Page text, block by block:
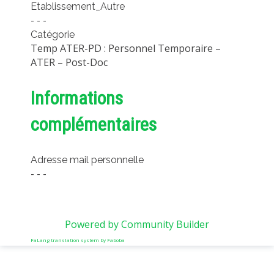
Etablissement_Autre
- - -
Catégorie
Temp ATER-PD : Personnel Temporaire –
ATER – Post-Doc
Informations
complémentaires
Adresse mail personnelle
- - -
Powered by Community Builder
FaLang translation system by Faboba